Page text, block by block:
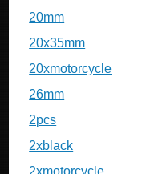
20mm
20x35mm
20xmotorcycle
26mm
2pcs
2xblack
2xmotorcycle